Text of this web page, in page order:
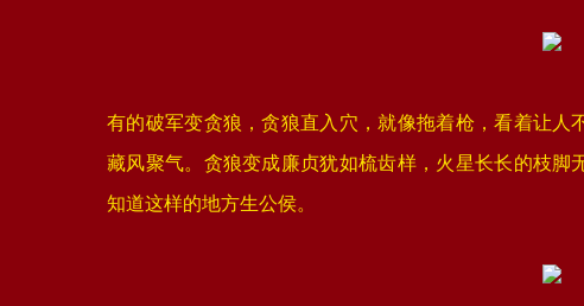
有的破军变贪狼，贪狼直入穴，就像拖着枪，看着让
藏风聚气。贪狼变成廉贞犹如梳齿样，火星长长的枝
知道这样的地方生公侯。